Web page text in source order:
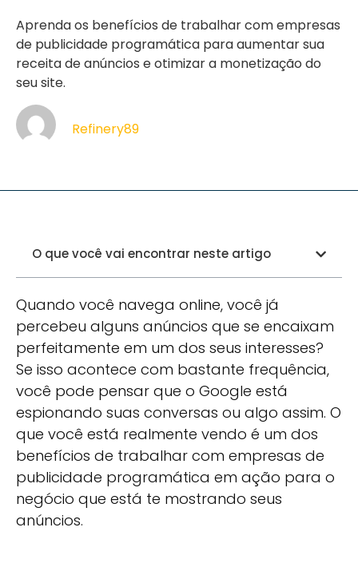
Aprenda os benefícios de trabalhar com empresas
de publicidade programática para aumentar sua
receita de anúncios e otimizar a monetização do
seu site.
Refinery89
O que você vai encontrar neste artigo
Quando você navega online, você já
percebeu alguns anúncios que se encaixam
perfeitamente em um dos seus interesses?
Se isso acontece com bastante frequência,
você pode pensar que o Google está
espionando suas conversas ou algo assim. O
que você está realmente vendo é um dos
benefícios de trabalhar com empresas de
publicidade programática em ação para o
negócio que está te mostrando seus
anúncios.